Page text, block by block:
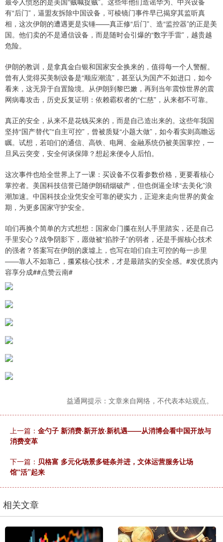
有“后门”，逼盟友拆除中国设备，可棱镜门事件早已揭穿其监听真
相，这次伊朗的遭遇更是实锤——真正修“后门”、造“监控器”的正是美
国。他们卖的不是通信设备，而是随时会引爆的“数字手雷”，越贵越
危险。
伊朗的教训，是拿真金白银和国家安全换来的，值得每一个人警醒。
曾有人觉得买美制设备是“顺应潮流”，甚至认为国产不如进口，如今
看来，这无异于自置险境。从伊朗到黎巴嫩，再到当年震惊世界的震
网病毒攻击，历史反复证明：依赖霸权者的“仁慈”，从来都不可靠。
真正的安全，从来不是花钱买来的，而是自己造出来的。这些年我国
坚持“国产替代”“自主可控”，曾被质疑“小题大做”，如今看实则高瞻远
瞩。试想，若咱们的通信、高铁、电网、金融系统仍被美国掌控，一
旦风云突变，安全何谈保障？想起来便令人后怕。
这次事件也给全世界上了一课：买设备不仅看参数价格，更要看核心
掌控者。美国科技信誉已随伊朗硝烟破产，但也倒逼全球“去美化”浪
潮加速。中国科技企业凭安全可靠的硬实力，正迎来走向世界的黄金
期，为更多国家守护安全。
咱们再换个简单的方式想想：国家命门攥在别人手里踏实，还是自己
手里安心？战争阴影下，愿做被“掐脖子”的弱者，还是手握核心技术
的强者？答案写在伊朗的废墟上，也写在咱们自主可控的每一步里
——靠人不如靠己，攥紧核心技术，才是最踏实的安全感。#发优质内
容享分成##点赞云南#
益通网提示：文章来自网络，不代表本站观点。
上一篇： 金勺子 新消费·新开放·新机遇——从消博会看中国开放与
消费变革
下一篇： 贝格富 多元化场景多链条并进，文体运营服务让场
馆“活”起来
相关文章